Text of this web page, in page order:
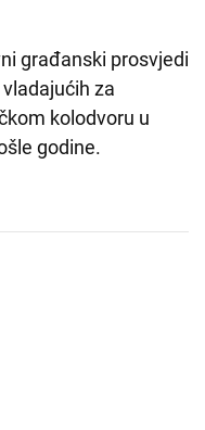
građanski prosvjedi
za
kolodvoru u
godine.